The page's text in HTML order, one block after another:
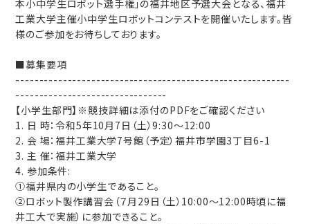
本小中学生ロボット選手権」の福井地区予選大会となる、福井
工業大学主催小中学生ロボットコンテストを開催いたします。皆
様のご参加をお待ちしております。
■募集要項
----------------------------------------------------------
--------------------------------
【小学生部門】※競技詳細は添付のPDFをご確認ください
1. 日 時：令和5年10月7日（土）9:30～12:00
2. 会 場：福井工業大学7号館（予定）福井市学園3丁目6-1
3. 主 催：福井⼯業⼤学
4. 参加条件:
①福井県内の小学生であること。
②ロボット製作講習会（７月29日（土）10:00～12:00時頃に福
井工大で実施）に参加できること。